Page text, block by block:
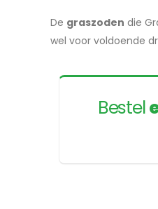
De graszoden die
wel voor voldoende
Bestel